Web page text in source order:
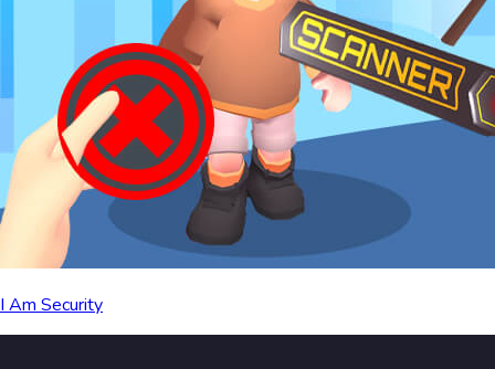
I Am Security